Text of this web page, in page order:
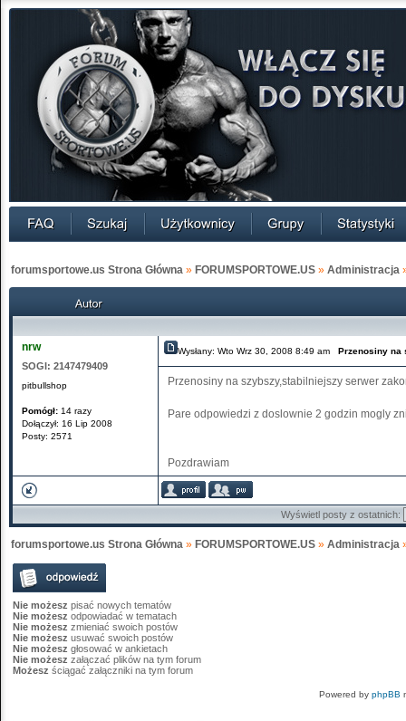
forumsportowe.us Strona Główna » FORUMSPORTOWE.US » Administracja
nrw
SOGI: 2147479409
pitbullshop
Pomógł: 14 razy
Dołączył: 16 Lip 2008
Posty: 2571
Wysłany: Wto Wrz 30, 2008 8:49 am Przenosiny na
Przenosiny na szybszy,stabilniejszy serwer
Pare odpowiedzi z doslownie 2 godzin mogly
Pozdrawiam
Wyświetl posty z ostatnich:
forumsportowe.us Strona Główna » FORUMSPORTOWE.US » Administracja
Nie możesz pisać nowych tematów
Nie możesz odpowiadać w tematach
Nie możesz zmieniać swoich postów
Nie możesz usuwać swoich postów
Nie możesz głosować w ankietach
Nie możesz załączać plików na tym forum
Możesz ściągać załączniki na tym forum
Powered by phpBB